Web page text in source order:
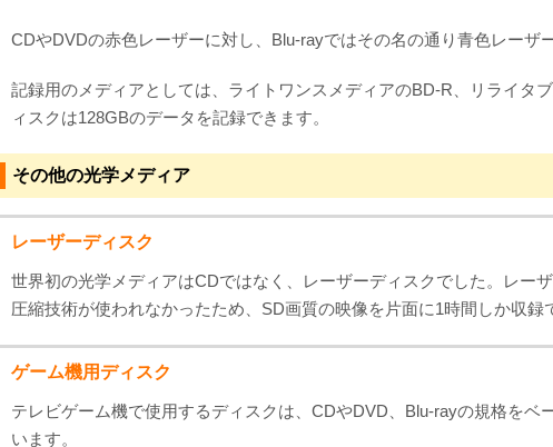
CDやDVDの赤色レーザーに対し、Blu-rayではその名の通り青色レーザ
記録用のメディアとしては、ライトワンスメディアのBD-R、リライタ
ィスクは128GBのデータを記録できます。
その他の光学メディア
レーザーディスク
世界初の光学メディアはCDではなく、レーザーディスクでした。レー
圧縮技術が使われなかったため、SD画質の映像を片面に1時間しか収録
ゲーム機用ディスク
テレビゲーム機で使用するディスクは、CDやDVD、Blu-rayの規格を
います。